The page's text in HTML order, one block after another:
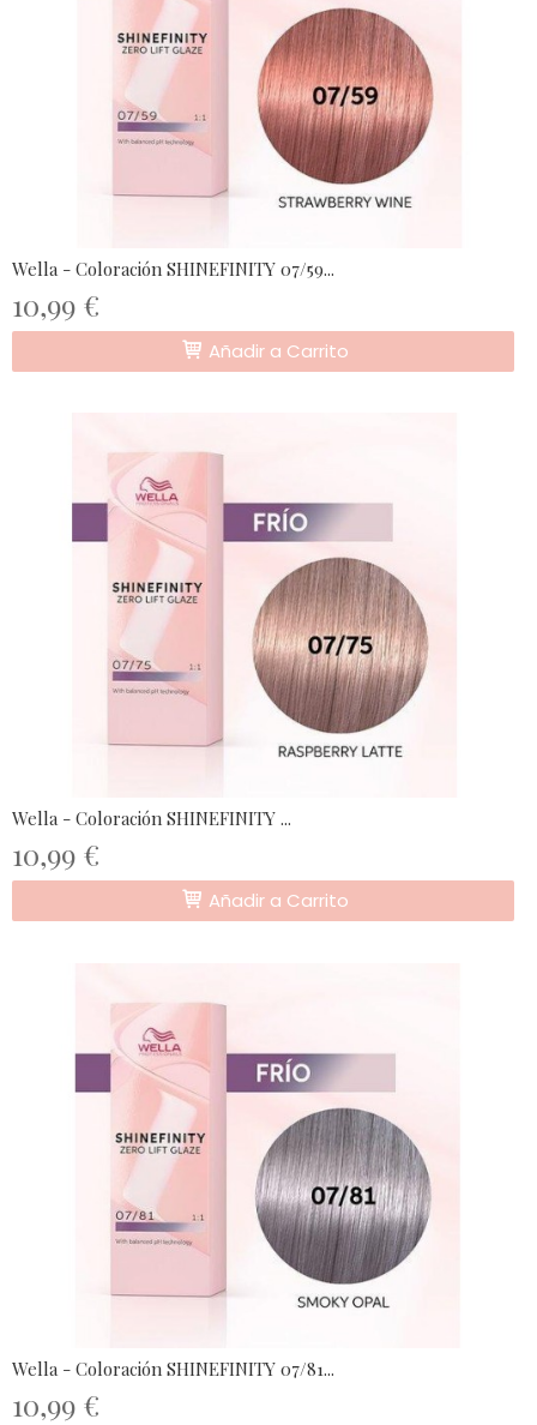
Wella - Coloración SHINEFINITY 07/59...
10,99 €
Añadir a Carrito
Wella - Coloración SHINEFINITY ...
10,99 €
Añadir a Carrito
Wella - Coloración SHINEFINITY 07/81...
10,99 €